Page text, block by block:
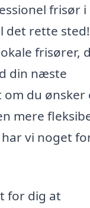
frisør i
det rette sted!
frisører,
din næste
du ønsker
mere
vi noget
for dig at